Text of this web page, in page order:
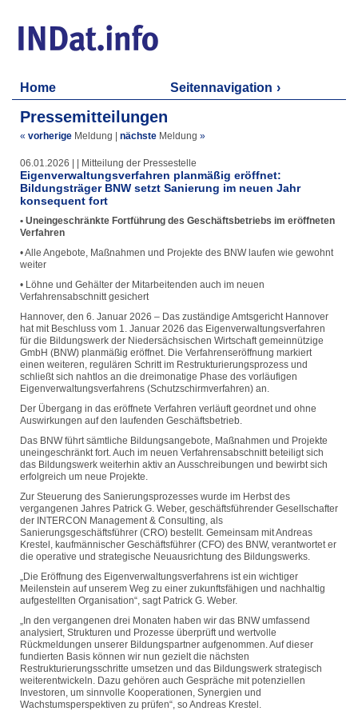
Home Seitennavigation
Pressemitteilungen
« vorherige Meldung nächste Meldung »
06.01.2026 | | Mitteilung der Pressestelle
Eigenverwaltungsverfahren planmäßig eröffnet:
Bildungsträger BNW setzt Sanierung im neuen Jahr
konsequent fort
• Uneingeschränkte Fortführung des Geschäftsbetriebs im eröffneten
Verfahren
• Alle Angebote, Maßnahmen und Projekte des BNW laufen wie gewohnt
weiter
• Löhne und Gehälter der Mitarbeitenden auch im neuen
Verfahrensabschnitt gesichert
Hannover, den 6. Januar 2026 – Das zuständige Amtsgericht Hannover
hat mit Beschluss vom 1. Januar 2026 das Eigenverwaltungsverfahren
für die Bildungswerk der Niedersächsischen Wirtschaft gemeinnützige
GmbH (BNW) planmäßig eröffnet. Die Verfahrenseröffnung markiert
einen weiteren, regulären Schritt im Restrukturierungsprozess und
schließt sich nahtlos an die dreimonatige Phase des vorläufigen
Eigenverwaltungsverfahrens (Schutzschirmverfahren) an.
Der Übergang in das eröffnete Verfahren verläuft geordnet und ohne
Auswirkungen auf den laufenden Geschäftsbetrieb.
Das BNW führt sämtliche Bildungsangebote, Maßnahmen und Projekte
uneingeschränkt fort. Auch im neuen Verfahrensabschnitt beteiligt sich
das Bildungswerk weiterhin aktiv an Ausschreibungen und bewirbt sich
erfolgreich um neue Projekte.
Zur Steuerung des Sanierungsprozesses wurde im Herbst des
vergangenen Jahres Patrick G. Weber, geschäftsführender Gesellschafter
der INTERCON Management & Consulting, als
Sanierungsgeschäftsführer (CRO) bestellt. Gemeinsam mit Andreas
Krestel, kaufmännischer Geschäftsführer (CFO) des BNW, verantwortet er
die operative und strategische Neuausrichtung des Bildungswerks.
„Die Eröffnung des Eigenverwaltungsverfahrens ist ein wichtiger
Meilenstein auf unserem Weg zu einer zukunftsfähigen und nachhaltig
aufgestellten Organisation“, sagt Patrick G. Weber.
„In den vergangenen drei Monaten haben wir das BNW umfassend
analysiert, Strukturen und Prozesse überprüft und wertvolle
Rückmeldungen unserer Bildungspartner aufgenommen. Auf dieser
fundierten Basis können wir nun gezielt die nächsten
Restrukturierungsschritte umsetzen und das Bildungswerk strategisch
weiterentwickeln. Dazu gehören auch Gespräche mit potenziellen
Investoren, um sinnvolle Kooperationen, Synergien und
Wachstumsperspektiven zu prüfen“, so Andreas Krestel.